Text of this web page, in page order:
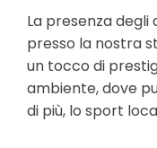
La presenza degli
presso la nostra
un tocco di
ambiente, dove
di più, lo sport